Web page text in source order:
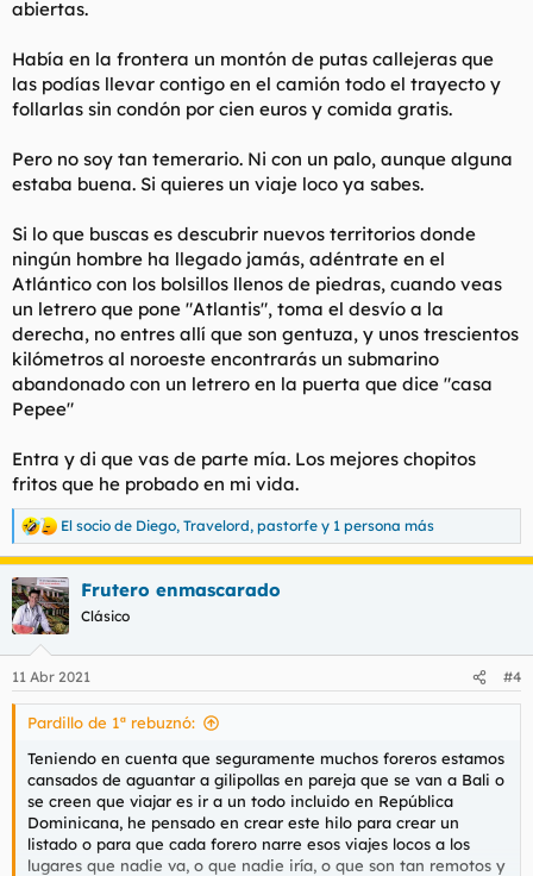
abiertas.
Había en la frontera un montón de putas callejeras que
las podías llevar contigo en el camión todo el trayecto y
follarlas sin condón por cien euros y comida gratis.
Pero no soy tan temerario. Ni con un palo, aunque alguna
estaba buena. Si quieres un viaje loco ya sabes.
Si lo que buscas es descubrir nuevos territorios donde
ningún hombre ha llegado jamás, adéntrate en el
Atlántico con los bolsillos llenos de piedras, cuando veas
un letrero que pone "Atlantis", toma el desvío a la
derecha, no entres allí que son gentuza, y unos trescientos
kilómetros al noroeste encontrarás un submarino
abandonado con un letrero en la puerta que dice "casa
Pepee"
Entra y di que vas de parte mía. Los mejores chopitos
fritos que he probado en mi vida.
R
e
a
c
c
i
e
s
El socio de Diego, Travelord, pastorfe y 1 persona más
Frutero enmascarado
Clásico
11 Abr 2021 #4
Pardillo de 1ª rebuznó:
Teniendo en cuenta que seguramente muchos foreros estamos
cansados de aguantar a gilipollas en pareja que se van a Bali o
se creen que viajar es ir a un todo incluido en República
Dominicana, he pensado en crear este hilo para crear un
listado o para que cada forero narre esos viajes locos a los
lugares que nadie va, o que nadie iría, o que son tan remotos y